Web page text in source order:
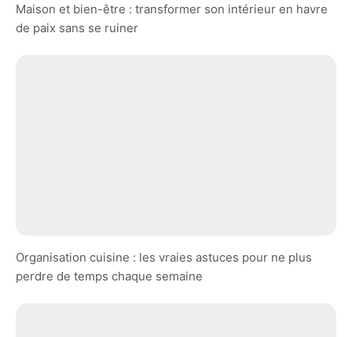
Maison et bien-être : transformer son intérieur en havre
de paix sans se ruiner
Organisation cuisine : les vraies astuces pour ne plus
perdre de temps chaque semaine